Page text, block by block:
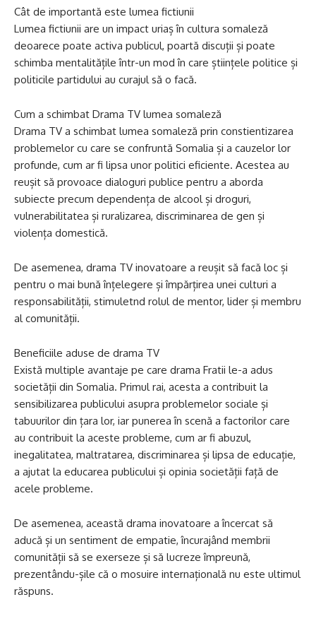
Cât de importantă este lumea fictiunii
Lumea fictiunii are un impact uriaș în cultura somaleză
deoarece poate activa publicul, poartă discuții și poate
schimba mentalitățile într-un mod în care științele politice și
politicile partidului au curajul să o facă.
Cum a schimbat Drama TV lumea somaleză
Drama TV a schimbat lumea somaleză prin constientizarea
problemelor cu care se confruntă Somalia și a cauzelor lor
profunde, cum ar fi lipsa unor politici eficiente. Acestea au
reușit să provoace dialoguri publice pentru a aborda
subiecte precum dependența de alcool și droguri,
vulnerabilitatea și ruralizarea, discriminarea de gen și
violența domestică.
De asemenea, drama TV inovatoare a reușit să facă loc și
pentru o mai bună înțelegere și împărțirea unei culturi a
responsabilității, stimuletnd rolul de mentor, lider și membru
al comunității.
Beneficiile aduse de drama TV
Există multiple avantaje pe care drama Fratii le-a adus
societății din Somalia. Primul rai, acesta a contribuit la
sensibilizarea publicului asupra problemelor sociale și
tabuurilor din țara lor, iar punerea în scenă a factorilor care
au contribuit la aceste probleme, cum ar fi abuzul,
inegalitatea, maltratarea, discriminarea și lipsa de educație,
a ajutat la educarea publicului și opinia societății față de
acele probleme.
De asemenea, această drama inovatoare a încercat să
aducă și un sentiment de empatie, încurajând membrii
comunității să se exerseze și să lucreze împreună,
prezentându-șile că o mosuire internațională nu este ultimul
răspuns.